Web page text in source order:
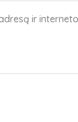
ir